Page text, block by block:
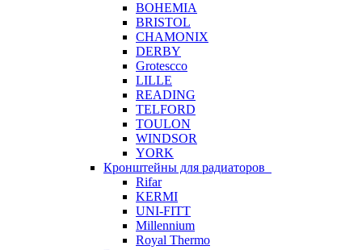
BOHEMIA
BRISTOL
CHAMONIX
DERBY
Grotescco
LILLE
READING
TELFORD
TOULON
WINDSOR
YORK
Кронштейны для радиаторов
Rifar
KERMI
UNI-FITT
Millennium
Royal Thermo